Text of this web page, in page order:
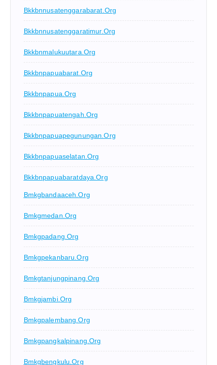
Bkkbnnusatenggarabarat.org
Bkkbnnusatenggaratimur.org
Bkkbnmalukuutara.org
Bkkbnpapuabarat.org
Bkkbnpapua.org
Bkkbnpapuatengah.org
Bkkbnpapuapegunungan.org
Bkkbnpapuaselatan.org
Bkkbnpapuabaratdaya.org
Bmkgbandaaceh.org
Bmkgmedan.org
Bmkgpadang.org
Bmkgpekanbaru.org
Bmkgtanjungpinang.org
Bmkgjambi.org
Bmkgpalembang.org
Bmkgpangkalpinang.org
Bmkgbengkulu.org